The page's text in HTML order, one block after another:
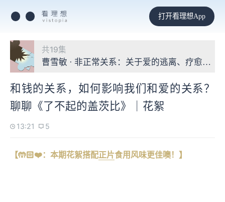
打开看理想App
共19集
曹雪敏 · 非正常关系：关于爱的逃离、疗愈与探
和钱的关系，如何影响我们和爱的关系？
聊聊《了不起的盖茨比》｜花絮
13:21 5
【🤲🏻❤️：本期花絮搭配正片食用风味更佳噢！】